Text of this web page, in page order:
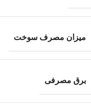
میزان مصرف سوخت
برق مصرفی